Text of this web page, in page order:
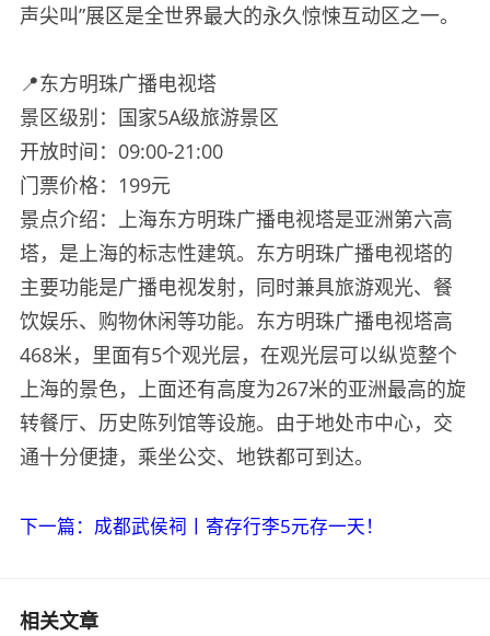
声尖叫”展区是全世界最大的永久惊悚互动区之一。
📍东方明珠广播电视塔
景区级别：国家5A级旅游景区
开放时间：09:00-21:00
门票价格：199元
景点介绍：
上海东方明珠广播电视塔是亚洲第六高
塔，是上海的标志性建筑。东方明珠广播电视塔的
主要功能是广播电视发射，同时兼具旅游观光、餐
饮娱乐、购物休闲等功能。东方明珠广播电视塔高
468米，里面有5个观光层，在观光层可以纵览整个
上海的景色，上面还有高度为267米的亚洲最高的旋
转餐厅、历史陈列馆等设施。由于地处市中心，交
通十分便捷，乘坐公交、地铁都可到达。
下一篇：成都武侯祠丨寄存行李5元存一天！
相关文章